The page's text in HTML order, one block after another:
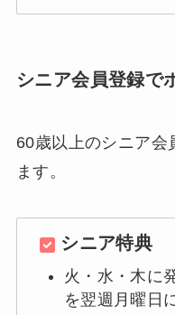
シニア会員登録で
60歳以上のシニア会
ます。
シニア特典
火・水・木に
を翌週月曜日